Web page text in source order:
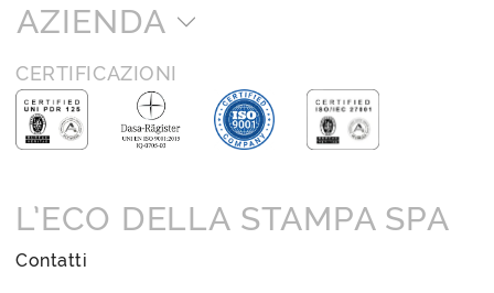
AZIENDA
CERTIFICAZIONI
L’ECO DELLA STAMPA SPA
Contatti